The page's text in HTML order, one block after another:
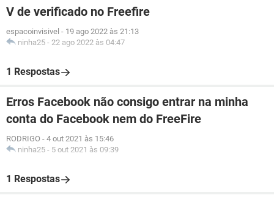
V de verificado no Freefire
espacoinvisivel - 19 ago 2022 às 21:13
ninha25 - 22 ago 2022 às 04:47
1 Respostas
Erros Facebook não consigo entrar na minha
conta do Facebook nem do FreeFire
RODRIGO - 4 out 2021 às 15:46
ninha25 - 5 out 2021 às 09:39
1 Respostas